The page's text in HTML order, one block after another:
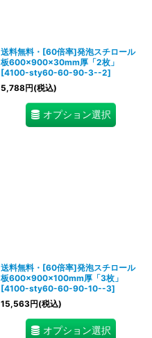
送料無料・[60倍率]発泡スチロール
板600×900×30mm厚「2枚」
[4100-sty60-60-90-3--2]
5,788円(税込)
オプション選択
送料無料・[60倍率]発泡スチロール
板600×900×100mm厚「3枚」
[4100-sty60-60-90-10--3]
15,563円(税込)
オプション選択